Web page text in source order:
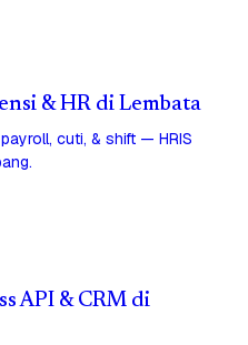
& HR di Lembata
cuti, & shift — HRIS
API & CRM di